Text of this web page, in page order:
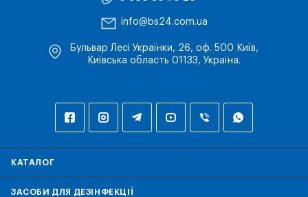
info@bs24.com.ua
Бульвар Лесі Українки, 26, оф. 500 Київ,
Київська область 01133, Україна.
КАТАЛОГ
ЗАСОБИ ДЛЯ ДЕЗІНФЕКЦІЇ